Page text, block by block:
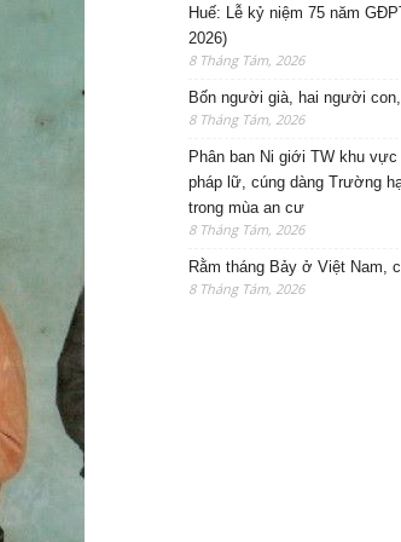
Huế: Lễ kỷ niệm 75 năm
2026)
8 Tháng Tám, 2026
Bốn người già, hai người
8 Tháng Tám, 2026
Phân ban Ni giới TW khu
pháp lữ, cúng dàng Trường
trong mùa an cư
8 Tháng Tám, 2026
Rằm tháng Bảy ở Việt Nam,
8 Tháng Tám, 2026